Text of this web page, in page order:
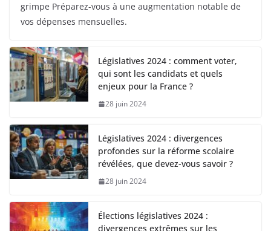
grimpe Préparez-vous à une augmentation notable de
vos dépenses mensuelles.
Législatives 2024 : comment voter,
qui sont les candidats et quels
enjeux pour la France ?
28 juin 2024
Législatives 2024 : divergences
profondes sur la réforme scolaire
révélées, que devez-vous savoir ?
28 juin 2024
Élections législatives 2024 :
divergences extrêmes sur les